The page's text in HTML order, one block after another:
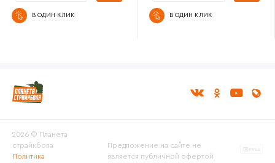
В ОДИН КЛИК В ОДИН КЛИК
2026 © Планета
страйкбола
Политика
Предложение на сайте не
является публичной офертой